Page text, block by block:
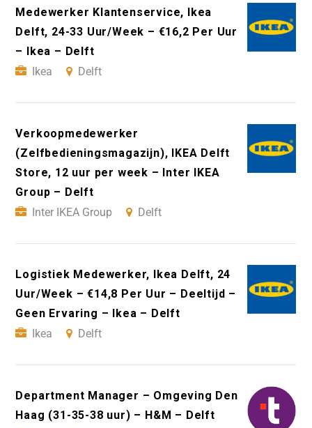
Medewerker Klantenservice, Ikea
Delft, 24-33 Uur/Week – €16,2 Per Uur
– Ikea – Delft
Ikea
Delft
Verkoopmedewerker
(Zelfbedieningsmagazijn), IKEA Delft
Store, 12 uur per week – Inter IKEA
Group – Delft
Inter IKEA Group
Delft
Logistiek Medewerker, Ikea Delft, 24
Uur/Week – €14,8 Per Uur – Deeltijd –
Geen Ervaring – Ikea – Delft
Ikea
Delft
Department Manager – Omgeving Den
Haag (31-35-38 uur) – H&M – Delft